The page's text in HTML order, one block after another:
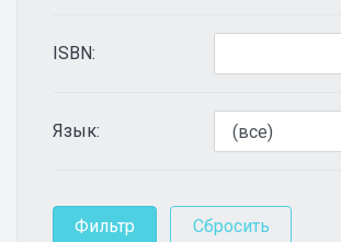
ISBN:
Язык: